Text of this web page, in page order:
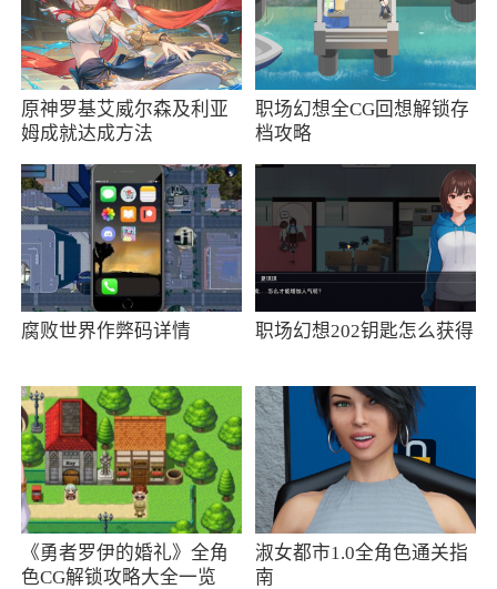
6、访问局域网计算机、FTP和蓝牙上的文
件,可以在计算机和手机进行无缝的文件操作
小编评价
1、功能简直超乎了想象。es文件浏览器专业
版原生中文支持，全球数千万用户一致选择的最
强安卓文件管理器
2、es文件浏览器专业版的功能十分的强大。
能够查看到很多隐藏起来的文件或者文件夹，进
非常的舒适
原神罗基艾威尔森及利亚
姆成就达成方法
职场幻想全CG回想解锁存
档攻略
腐败世界作弊码详情 职场幻想202钥匙怎么获得
《勇者罗伊的婚礼》全角
色CG解锁攻略大全一览
淑女都市1.0全角色通关指
南